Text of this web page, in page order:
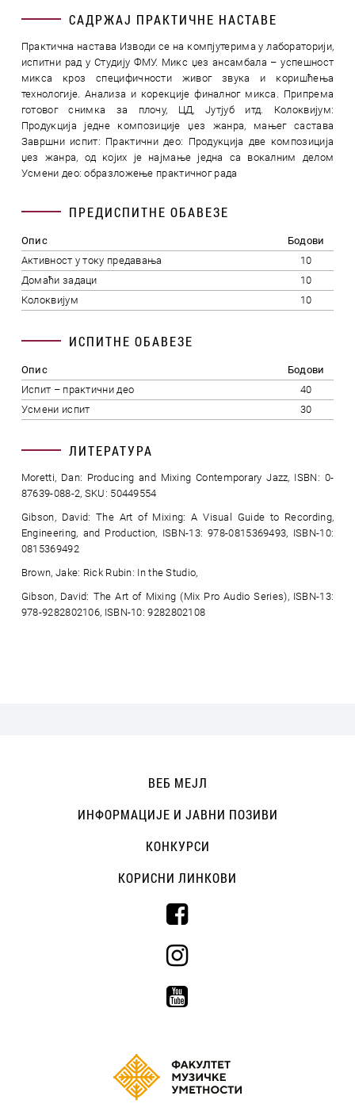
САДРЖАЈ ПРАКТИЧНЕ НАСТАВЕ
Практична настава Изводи се на компјутерима у лабораторији,
испитни рад у Студију ФМУ. Микс џез ансамбала – успешност
микса кроз специфичности живог звука и коришћења
технологије. Анализа и корекције финалног микса. Припрема
готовог снимка за плочу, ЦД, Јутјуб итд. Колоквијум:
Продукција једне композиције џез жанра, мањег састава
Завршни испит: Практични део: Продукција две композицијa
џез жанра, од којих је најмање једна са вокалним делом
Усмени део: образложење практичног рада
ПРЕДИСПИТНЕ ОБАВЕЗЕ
Опис
Бодови
Активност у току предавања
10
Домаћи задаци
10
Колоквијум
10
ИСПИТНЕ ОБАВЕЗЕ
Опис
Бодови
Испит – практични део
40
Усмени испит
30
ЛИТЕРАТУРА
Moretti, Dan: Producing and Mixing Contemporary Jazz, ISBN: 0-
87639-088-2, SKU: 50449554
Gibson, David: The Art of Mixing: A Visual Guide to Recording,
Engineering, and Production, ISBN-13: 978-0815369493, ISBN-10:
0815369492
Brown, Jake: Rick Rubin: In the Studio,
Gibson, David: The Art of Mixing (Mix Pro Audio Series), ISBN-13:
978-9282802106, ISBN-10: 9282802108
ВЕБ МЕЈЛ
ИНФОРМАЦИЈЕ И ЈАВНИ ПОЗИВИ
КОНКУРСИ
КОРИСНИ ЛИНКОВИ